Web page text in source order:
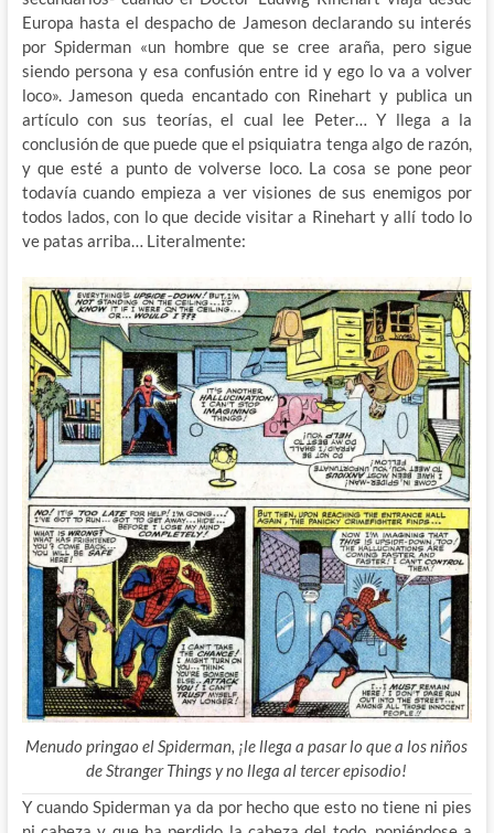
Europa hasta el despacho de Jameson declarando su interés
por Spiderman «un hombre que se cree araña, pero sigue
siendo persona y esa confusión entre id y ego lo va a volver
loco». Jameson queda encantado con Rinehart y publica un
artículo con sus teorías, el cual lee Peter… Y llega a la
conclusión de que puede que el psiquiatra tenga algo de razón,
y que esté a punto de volverse loco. La cosa se pone peor
todavía cuando empieza a ver visiones de sus enemigos por
todos lados, con lo que decide visitar a Rinehart y allí todo lo
ve patas arriba… Literalmente:
Menudo pringao el Spiderman, ¡le llega a pasar lo que a los niños
de Stranger Things y no llega al tercer episodio!
Y cuando Spiderman ya da por hecho que esto no tiene ni pies